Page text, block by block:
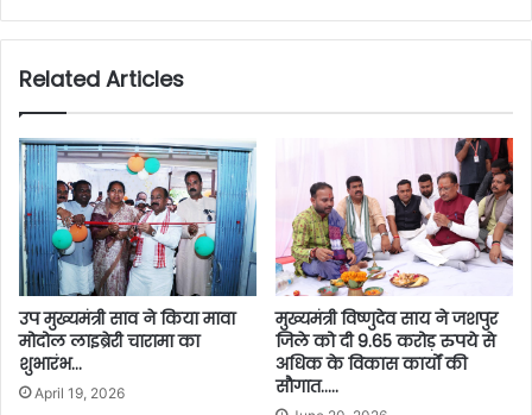
Related Articles
उप मुख्यमंत्री साव ने किया मावा
मोदोल लाइब्रेरी चारामा का
शुभारंभ…
April 19, 2026
मुख्यमंत्री विष्णुदेव साय ने जशपुर
जिले को दी 9.65 करोड़ रुपये से
अधिक के विकास कार्यों की
सौगात…..